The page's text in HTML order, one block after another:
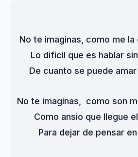
No te imaginas, como me
Lo dificil que es hablar
De cuanto se puede amar
No te imaginas,  como son
Como ansio que llegue
Para dejar de pensar